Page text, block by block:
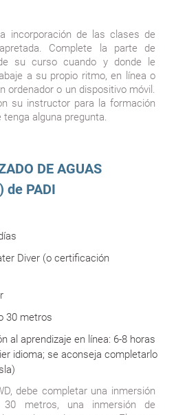
incorporación de las clases de
Complete la parte de
su curso cuando y donde le
a su propio ritmo, en línea o
ordenador o un dispositivo móvil.
su instructor para la formación
alguna pregunta.
DE AGUAS
de PADI
Diver (o certificación
30 metros
al aprendizaje en línea: 6-8 horas
idioma; se aconseja completarlo
debe completar una inmersión
30 metros, una inmersión de